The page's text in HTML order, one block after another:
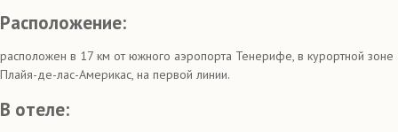
Расположение:
расположен в 17 км от южного аэропорта Тенерифе, в курортной зоне
Плайя-де-лас-Америкас, на первой линии.
В отеле: